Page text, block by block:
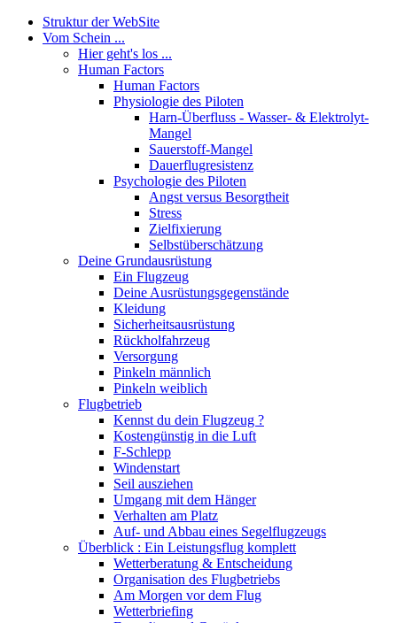
Struktur der WebSite
Vom Schein ...
Hier geht's los ...
Human Factors
Human Factors
Physiologie des Piloten
Harn-Überfluss - Wasser- & Elektrolyt-
Mangel
Sauerstoff-Mangel
Dauerflugresistenz
Psychologie des Piloten
Angst versus Besorgtheit
Stress
Zielfixierung
Selbstüberschätzung
Deine Grundausrüstung
Ein Flugzeug
Deine Ausrüstungsgegenstände
Kleidung
Sicherheitsausrüstung
Rückholfahrzeug
Versorgung
Pinkeln männlich
Pinkeln weiblich
Flugbetrieb
Kennst du dein Flugzeug ?
Kostengünstig in die Luft
F-Schlepp
Windenstart
Seil ausziehen
Umgang mit dem Hänger
Verhalten am Platz
Auf- und Abbau eines Segelflugzeugs
Überblick : Ein Leistungsflug komplett
Wetterberatung & Entscheidung
Organisation des Flugbetriebs
Am Morgen vor dem Flug
Wetterbriefing